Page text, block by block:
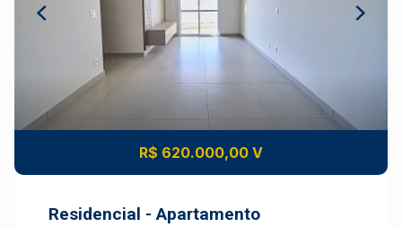
R$ 620.000,00 V
Residencial - Apartamento